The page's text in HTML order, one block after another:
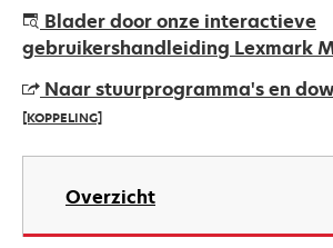
opens
in
new
tab
Blader door onze interactieve
gebruikershandleiding Lexmark
Naar stuurprogramma's en
[KOPPELING]
opens
new
Overzicht